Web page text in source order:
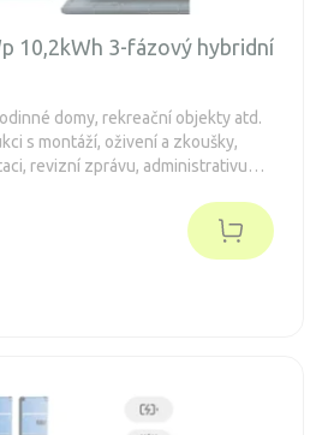
10,2kWh 3-fázový hybridní
domy, rekreační objekty atd.
s montáží, oživení a zkoušky,
revizní zprávu, administrativu